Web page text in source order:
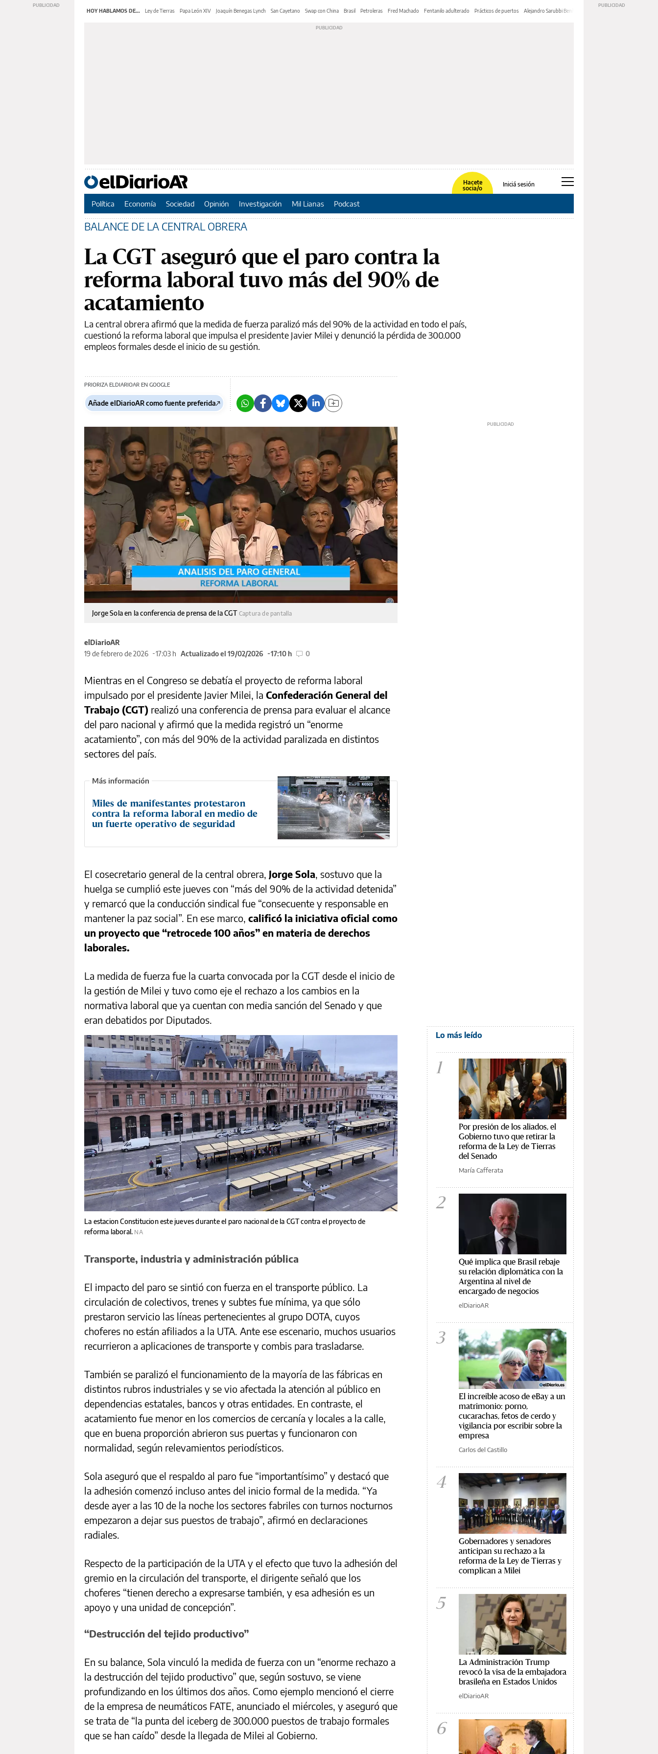
HOY HABLAMOS DE... Ley de Tierras Papa León XIV Joaquín Benegas Lynch San Cayetano Swap con China Brasil Petroleras Fred Machado Fentanilo adulterado Prácticos de puertos Alejandro Sarubbi Benítez
Hacete
socia/o
Iniciá sesión
Política Economía Sociedad Opinión Investigación Mil Lianas Podcast
BALANCE DE LA CENTRAL OBRERA
La CGT aseguró que el paro contra la
reforma laboral tuvo más del 90% de
acatamiento
La central obrera afirmó que la medida de fuerza paralizó más del 90% de la actividad en todo el país,
cuestionó la reforma laboral que impulsa el presidente Javier Milei y denunció la pérdida de 300.000
empleos formales desde el inicio de su gestión.
PRIORIZA ELDIARIOAR EN GOOGLE
Añade elDiarioAR como fuente preferida
Jorge Sola en la conferencia de prensa de la CGT Captura de pantalla
elDiarioAR
19 de febrero de 2026
17:03 h Actualizado el 19/02/2026 17:10 h 0
Mientras en el Congreso se debatía el proyecto de reforma laboral
impulsado por el presidente Javier Milei, la Confederación General del
Trabajo (CGT) realizó una conferencia de prensa para evaluar el alcance
del paro nacional y afirmó que la medida registró un “enorme
acatamiento”, con más del 90% de la actividad paralizada en distintos
sectores del país.
Miles de manifestantes protestaron
contra la reforma laboral en medio de
un fuerte operativo de seguridad
El cosecretario general de la central obrera, Jorge Sola, sostuvo que la
huelga se cumplió este jueves con “más del 90% de la actividad detenida”
y remarcó que la conducción sindical fue “consecuente y responsable en
mantener la paz social”. En ese marco, calificó la iniciativa oficial como
un proyecto que “retrocede 100 años” en materia de derechos
laborales.
La medida de fuerza fue la cuarta convocada por la CGT desde el inicio de
la gestión de Milei y tuvo como eje el rechazo a los cambios en la
normativa laboral que ya cuentan con media sanción del Senado y que
eran debatidos por Diputados.
La estacion Constitucion este jueves durante el paro nacional de la CGT contra el proyecto de
reforma laboral. NA
Transporte, industria y administración pública
El impacto del paro se sintió con fuerza en el transporte público. La
circulación de colectivos, trenes y subtes fue mínima, ya que sólo
prestaron servicio las líneas pertenecientes al grupo DOTA, cuyos
choferes no están afiliados a la UTA. Ante ese escenario, muchos usuarios
recurrieron a aplicaciones de transporte y combis para trasladarse.
También se paralizó el funcionamiento de la mayoría de las fábricas en
distintos rubros industriales y se vio afectada la atención al público en
dependencias estatales, bancos y otras entidades. En contraste, el
acatamiento fue menor en los comercios de cercanía y locales a la calle,
que en buena proporción abrieron sus puertas y funcionaron con
normalidad, según relevamientos periodísticos.
Sola aseguró que el respaldo al paro fue “importantísimo” y destacó que
la adhesión comenzó incluso antes del inicio formal de la medida. “Ya
desde ayer a las 10 de la noche los sectores fabriles con turnos nocturnos
empezaron a dejar sus puestos de trabajo”, afirmó en declaraciones
radiales.
Respecto de la participación de la UTA y el efecto que tuvo la adhesión del
gremio en la circulación del transporte, el dirigente señaló que los
choferes “tienen derecho a expresarse también, y esa adhesión es un
apoyo y una unidad de concepción”.
“Destrucción del tejido productivo”
En su balance, Sola vinculó la medida de fuerza con un “enorme rechazo a
la destrucción del tejido productivo” que, según sostuvo, se viene
profundizando en los últimos dos años. Como ejemplo mencionó el cierre
de la empresa de neumáticos FATE, anunciado el miércoles, y aseguró que
se trata de “la punta del iceberg de 300.000 puestos de trabajo formales
que se han caído” desde la llegada de Milei al Gobierno.
Lo más leído
1
Por presión de los aliados, el
Gobierno tuvo que retirar la
reforma de la Ley de Tierras
del Senado
María Cafferata
2
Qué implica que Brasil rebaje
su relación diplomática con la
Argentina al nivel de
encargado de negocios
elDiarioAR
3
El increíble acoso de eBay a un
matrimonio: porno,
cucarachas, fetos de cerdo y
vigilancia por escribir sobre la
empresa
Carlos del Castillo
4
Gobernadores y senadores
anticipan su rechazo a la
reforma de la Ley de Tierras y
complican a Milei
5
La Administración Trump
revocó la visa de la embajadora
brasileña en Estados Unidos
elDiarioAR
6